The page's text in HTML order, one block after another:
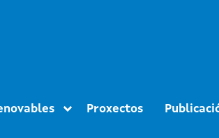
Proxectos